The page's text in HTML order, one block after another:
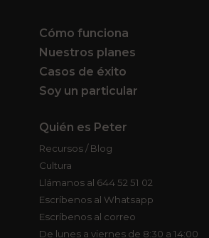
Cómo funciona
Nuestros planes
Casos de éxito
Soy un particular
Quién es Peter
Recursos / Blog
Cultura
Llámanos al 644 52 51 02
Escríbenos al Whatsapp
Escríbenos al correo
De lunes a viernes de 8:30 a 14:00